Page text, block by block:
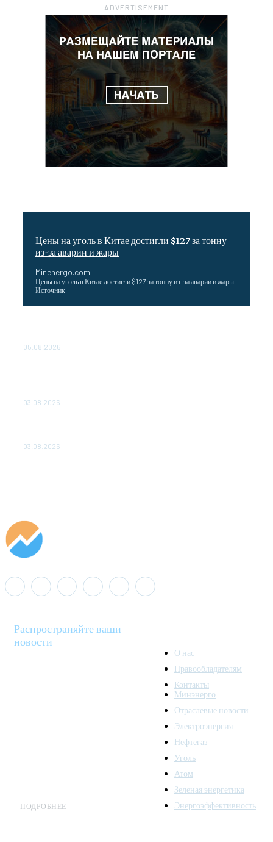
― ADVERTISEMENT ―
Цены на уголь в Китае достигли $127 за тонну
из-за аварии и жары
Minenergo.com
Цены на уголь в Китае достигли $127 за тонну из-за аварии и жары
Источник
05.08.2026
03.08.2026
03.08.2026
Распространяйте ваши
новости
ПОДРОБНЕЕ
О нас
Правообладателям
Контакты
Минэнерго
Отраслевые новости
Электроэнергия
Нефтегаз
Уголь
Атом
Зеленая энергетика
Энергоэффективность